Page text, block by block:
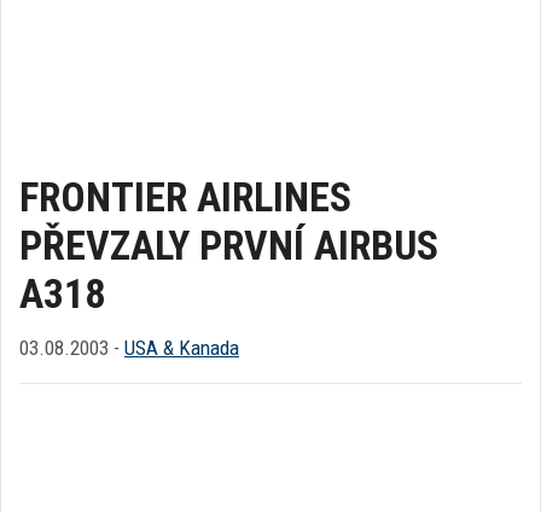
FRONTIER AIRLINES
PŘEVZALY PRVNÍ AIRBUS
A318
03.08.2003 - USA & Kanada